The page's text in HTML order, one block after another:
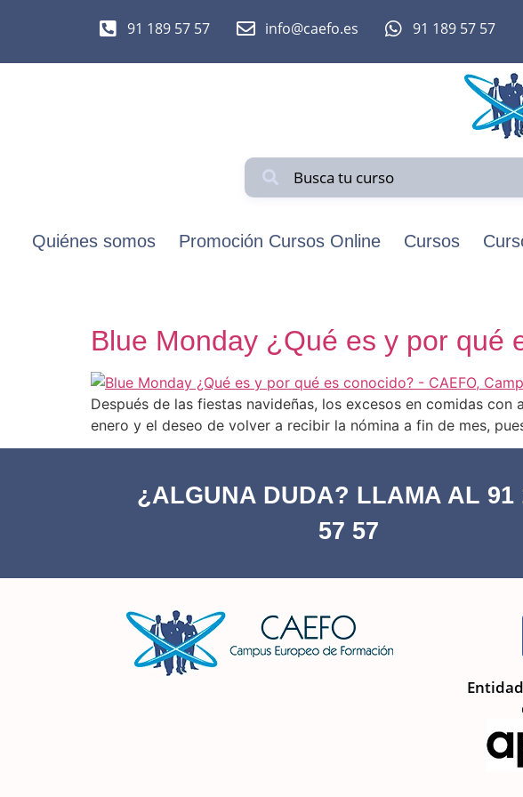
91 189 57 57 info@caefo.es 91 189 57 57
Quiénes somos Promoción Cursos Online Cursos
Blue Monday ¿Qué es y por qué
Después de las fiestas navideñas, los excesos en comidas
enero y el deseo de volver a recibir la nómina a fin de mes,
¿ALGUNA DUDA? LLAMA AL 91
57 57